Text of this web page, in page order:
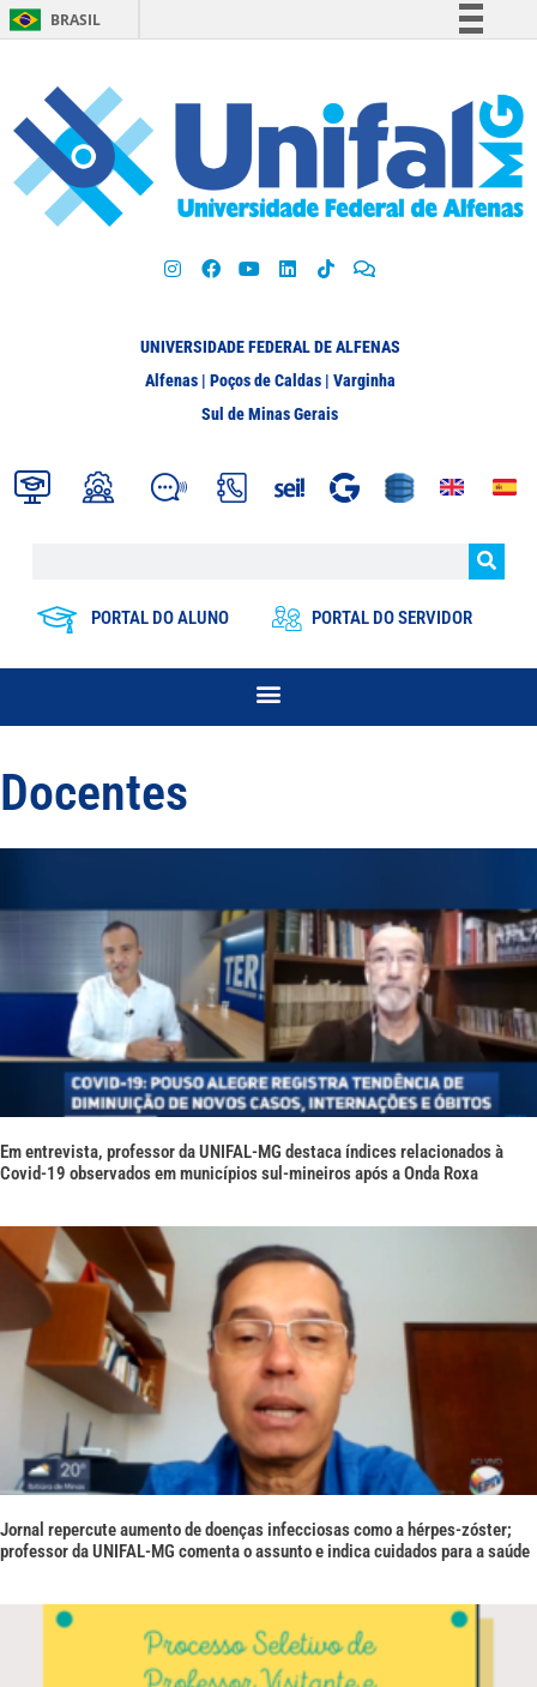
BRASIL
Participe
Acesso à informação
Legislação
UNIVERSIDADE FEDERAL DE ALFENAS
Alfenas | Poços de Caldas | Varginha
Sul de Minas Gerais
PORTAL DO ALUNO PORTAL DO SERVIDOR
Docentes
Em entrevista, professor da UNIFAL-MG destaca índices relacionados à
Covid-19 observados em municípios sul-mineiros após a Onda Roxa
Jornal repercute aumento de doenças infecciosas como a hérpes-zóster;
professor da UNIFAL-MG comenta o assunto e indica cuidados para a saúde